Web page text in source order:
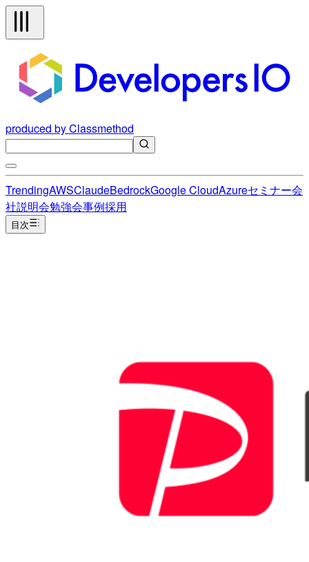
produced by Classmethod
TrendingAWSClaudeBedrockGoogle CloudAzureセミナー会
社説明会勉強会事例採用
目次